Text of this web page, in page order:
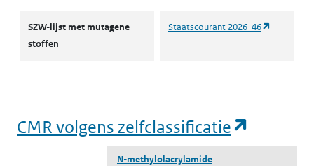
SZW-lijst met mutagene
stoffen
Staatscourant 2026-46
CMR volgens zelfclassificatie
N-methylol­acrylamide